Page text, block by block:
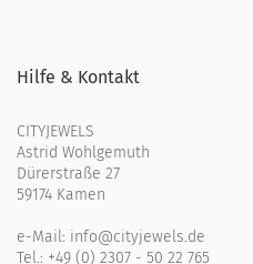
Hilfe & Kontakt
CITYJEWELS
Astrid Wohlgemuth
Dürerstraße 27
59174 Kamen
e-Mail: info@cityjewels.de
Tel.: +49 (0) 2307 - 50 22 765